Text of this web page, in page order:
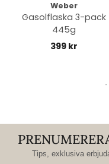
Weber
Gasolflaska 3-pack
445g
399 kr
Tips, exklusiva